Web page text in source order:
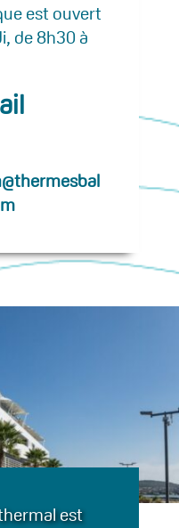
est ouvert
de 8h30 à
est